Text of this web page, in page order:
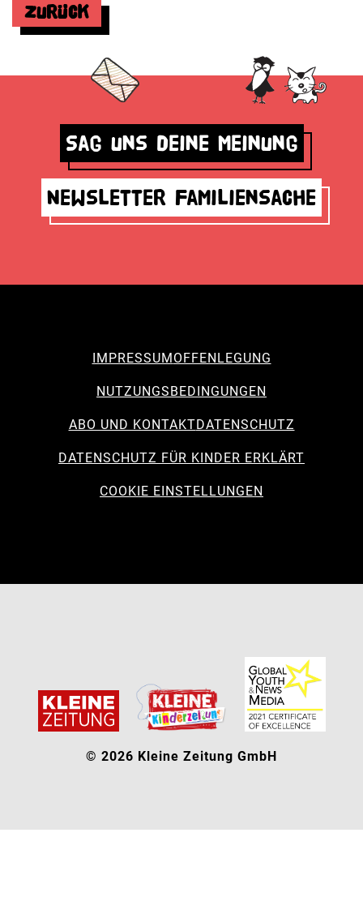
Zurück
Sag uns deine Meinung
Newsletter Familiensache
IMPRESSUMOFFENLEGUNG
NUTZUNGSBEDINGUNGEN
ABO UND KONTAKTDATENSCHUTZ
DATENSCHUTZ FÜR KINDER ERKLÄRT
COOKIE EINSTELLUNGEN
© 2026 Kleine Zeitung GmbH